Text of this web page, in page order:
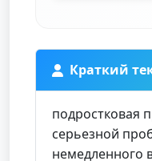
Краткий
подростковая
серьезной
немедленного